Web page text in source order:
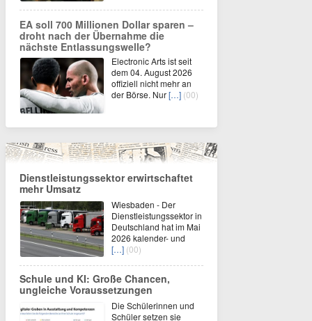
EA soll 700 Millionen Dollar sparen –
droht nach der Übernahme die
nächste Entlassungswelle?
Electronic Arts ist seit
dem 04. August 2026
offiziell nicht mehr an
der Börse. Nur[…] (00)
Dienstleistungssektor erwirtschaftet
mehr Umsatz
Wiesbaden - Der
Dienstleistungssektor in
Deutschland hat im Mai
2026 kalender- und
[…] (00)
Schule und KI: Große Chancen,
ungleiche Voraussetzungen
Die Schülerinnen und
Schüler setzen sie